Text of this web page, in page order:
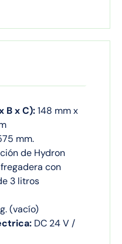
B x C):148 mm x
mm.
de Hydron
con
3 litros
(vacío)
DC 24 V /